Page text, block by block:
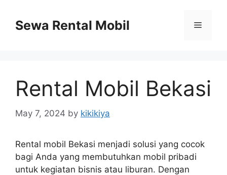
contentSewa Rental Mobil Menu
Rental Mobil Bekasi
May 7, 2024 by kikikiya
Rental mobil Bekasi menjadi solusi yang cocok
bagi Anda yang membutuhkan mobil pribadi
untuk kegiatan bisnis atau liburan. Dengan